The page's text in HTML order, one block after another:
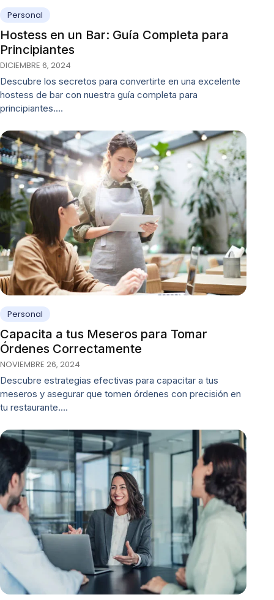
Personal
Hostess en un Bar: Guía Completa para
Principiantes
DICIEMBRE 6, 2024
Descubre los secretos para convertirte en una excelente
hostess de bar con nuestra guía completa para
principiantes.…
Personal
Capacita a tus Meseros para Tomar
Órdenes Correctamente
NOVIEMBRE 26, 2024
Descubre estrategias efectivas para capacitar a tus
meseros y asegurar que tomen órdenes con precisión en
tu restaurante.…